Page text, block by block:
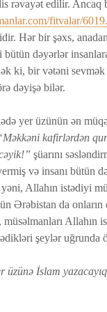
rəvayət edilir. Ancaq
fitvalar/
Hər bir şəxs,
bütün dəyərlər
ki, bir vətəni
dəyişə bilər.
yer üzünün ən
kafirlərdən
şüarını
və insanı bütün
Allahın istədiyi
Ərəbistan da onların
Allahın
şeylər uğrunda
üzünə İslam
Səcdə surəsi
12 İyun 2026
80 Baxış
Bir işə, şirkətə pul
qoyub
olmazmı?
5 İyun 2026
36 Baxış